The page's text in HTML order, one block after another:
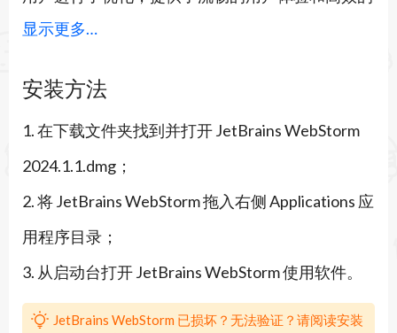
开发流程。
端开发工具，WebStorm 2024通过提供智能代码辅
助、高效的代码重构工具、对现代前端技术的全面
支持以及优化的用户体验，帮助前端开发者提升工
作效率，创造出更加出色的网页应用。无论是对于
初涉前端的新手，还是资深的前端工程师，
WebStorm 都是一个必不可少的前端开发工具。
WebStorm 2024 Mac版主要功能特性介绍：
显示更多…
安装方法
1. 在下载文件夹找到并打开 JetBrains WebStorm
2024.1.1.dmg；
2. 将 JetBrains WebStorm 拖入右侧 Applications 应
用程序目录；
3. 从启动台打开 JetBrains WebStorm 使用软件。
JetBrains WebStorm 已损坏？无法验证？请阅读安装